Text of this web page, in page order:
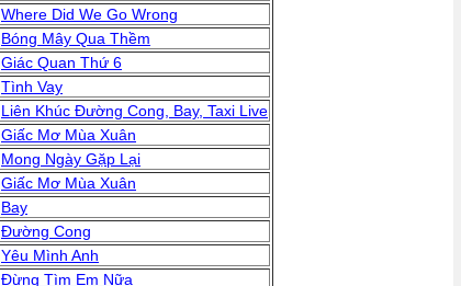
Where Did We Go Wrong
Bóng Mây Qua Thềm
Giác Quan Thứ 6
Tình Vay
Liên Khúc Đường Cong, Bay, Taxi Live
Giấc Mơ Mùa Xuân
Mong Ngày Gặp Lại
Giấc Mơ Mùa Xuân
Bay
Đường Cong
Yêu Mình Anh
Đừng Tìm Em Nữa